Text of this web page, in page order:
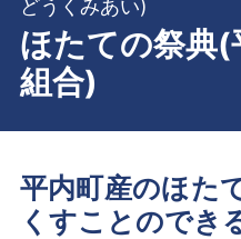
ほたての祭典(
組合)
どうくみあい)
平内町産のほた
くすことのでき